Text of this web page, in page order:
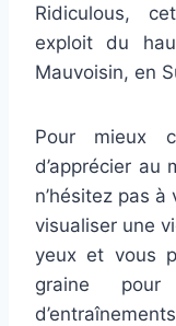
Ridiculous,
exploit du
Mauvoisin, en
Pour mieux
d’apprécier au
n’hésitez pas
visualiser une
yeux et vous
graine pour